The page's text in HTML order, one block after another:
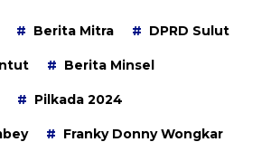
Berita Mitra DPRD Sulut
Berita Minsel
Pilkada 2024
Franky Donny Wongkar